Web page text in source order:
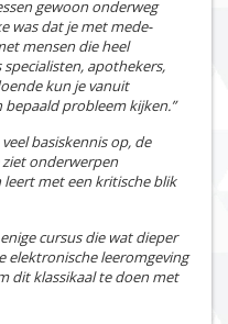
gewoon onderweg
was dat je met mede-
mensen die heel
apothekers,
kun je vanuit
bepaald probleem kijken.”
basiskennis op, de
ziet onderwerpen
met een kritische blik
cursus die wat dieper
elektronische leeromgeving
dit klassikaal te doen met